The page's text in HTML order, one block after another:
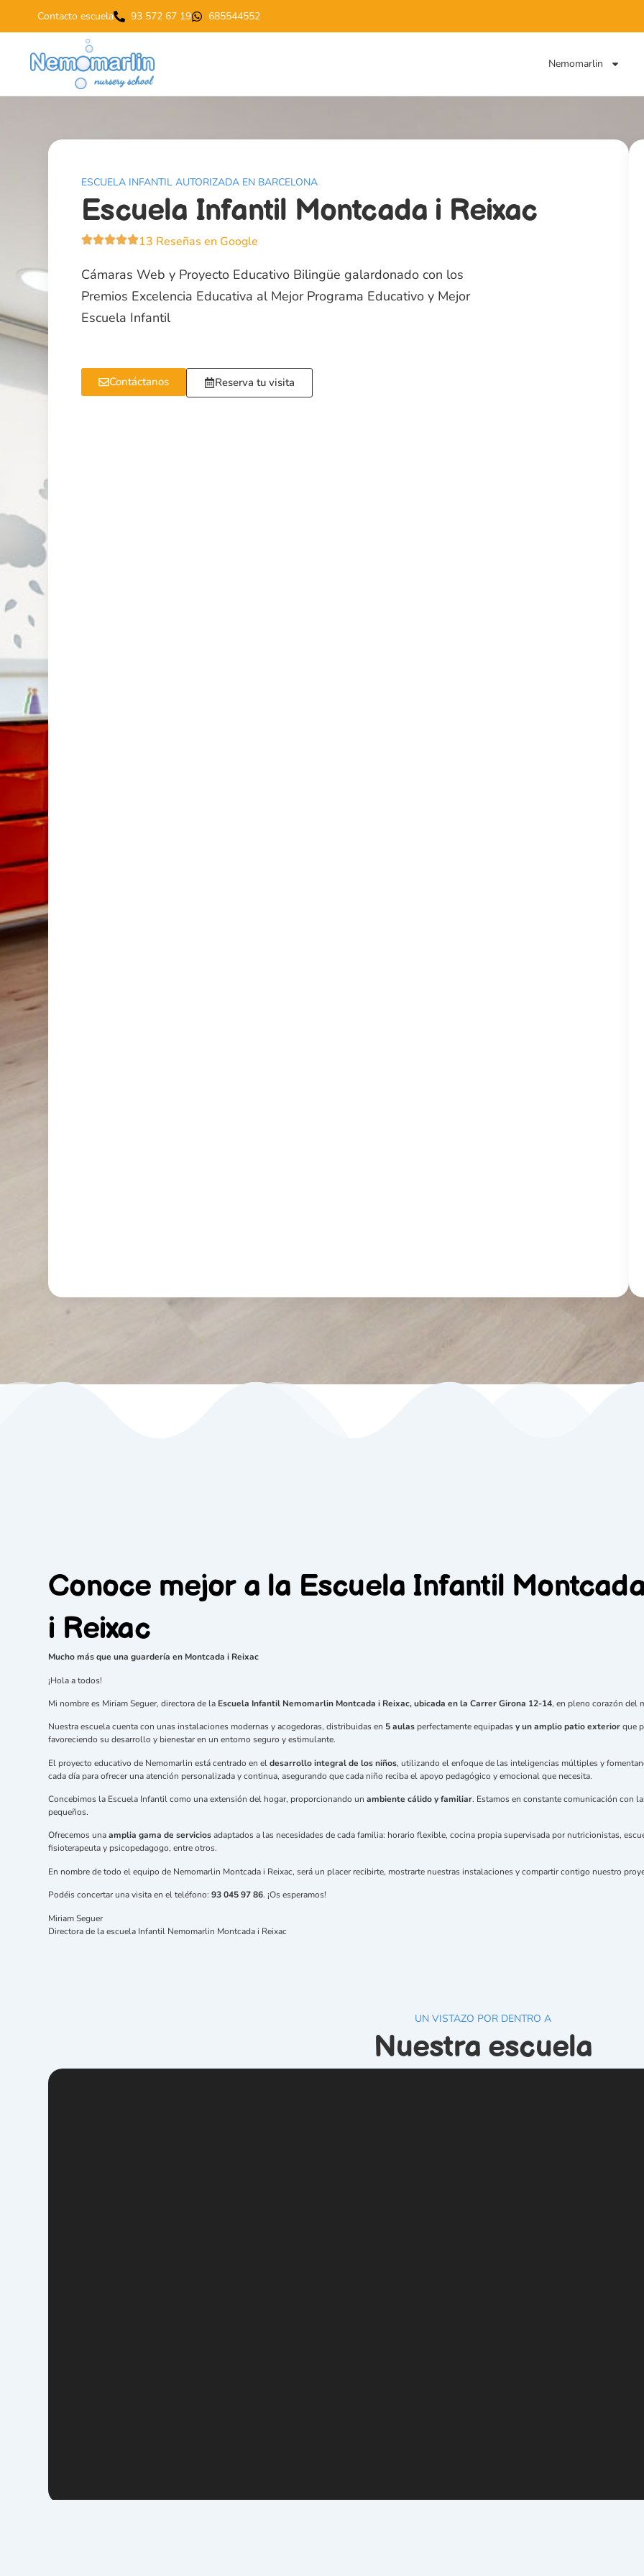
Contacto escuela 93 572 67 19 685544552
Nemomarlin
ESCUELA INFANTIL AUTORIZADA EN BARCELONA
Escuela Infantil Montcada i Reixac
13 Reseñas en Google
Cámaras Web y Proyecto Educativo Bilingüe galardonado con los
Premios Excelencia Educativa al Mejor Programa Educativo y Mejor
Escuela Infantil
Contáctanos Reserva tu visita
Conoce mejor a la Escuela Infantil
i Reixac
Mucho más que una guardería en Montcada i Reixac
¡Hola a todos!
Mi nombre es Miriam Seguer, directora de la Escuela Infantil Nemomarlin Montcada i Reixac, ubicada en la Carrer Girona 12-14, en pleno corazón del
Nuestra escuela cuenta con unas instalaciones modernas y acogedoras, distribuidas en 5 aulas perfectamente equipadasy un amplio patio exteriorque
favoreciendo su desarrollo y bienestar en un entorno seguro y estimulante.
El proyecto educativo de Nemomarlin está centrado en eldesarrollo integral de los niños, utilizando el enfoque de las inteligencias múltiples y
cada día para ofrecer una atención personalizada y continua, asegurando que cada niño reciba el apoyo pedagógico y emocional que necesita.
Concebimos la Escuela Infantil como una extensión del hogar, proporcionando unambiente cálido y familiar. Estamos en constante comunicación con
pequeños.
Ofrecemos unaamplia gama de serviciosadaptados a las necesidades de cada familia: horario flexible, cocina propia supervisada por nutricionistas,
fisioterapeuta y psicopedagogo, entre otros.
En nombre de todo el equipo de Nemomarlin Montcada i Reixac, será un placer recibirte, mostrarte nuestras instalaciones y compartir contigo nuestro
Podéis concertar una visita en el teléfono:93 045 97 86. ¡Os esperamos!
Miriam Seguer
Directora de la escuela Infantil Nemomarlin Montcada i Reixac
UN VISTAZO POR DENTRO A
Nuestra escuela